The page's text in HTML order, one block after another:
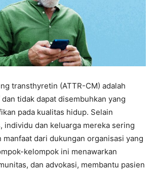
transthyretin (ATTR-CM) adalah
tidak dapat disembuhkan yang
pada kualitas hidup. Selain
individu dan keluarga mereka sering
manfaat dari dukungan organisasi yang
kelompok ini menawarkan
dan advokasi, membantu pasien